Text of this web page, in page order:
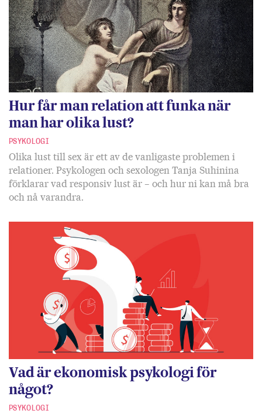
Hur får man relation att funka när
man har olika lust?
PSYKOLOGI
Olika lust till sex är ett av de vanligaste problemen i
relationer. Psykologen och sexologen Tanja Suhinina
förklarar vad responsiv lust är – och hur ni kan må bra
och nå varandra.
Vad är ekonomisk psykologi för
något?
PSYKOLOGI